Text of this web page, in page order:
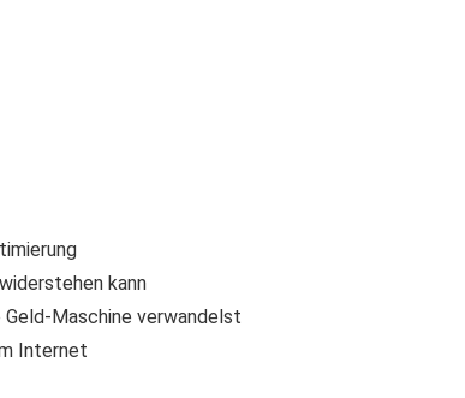
kann
Geld-Maschine verwandelst
Internet